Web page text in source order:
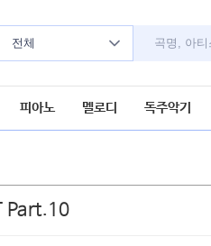
전체
피아노 멜로디 독주악기
Part.10